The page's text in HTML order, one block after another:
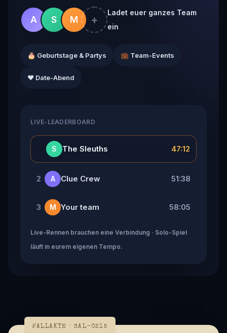
A S M +
Ladet euer ganzes Team
ein
🎂 Geburtstage & Partys 💼 Team-Events
❤️ Date-Abend
LIVE-LEADERBOARD
S The Sleuths 47:12
2 A Clue Crew 51:38
3 M Your team 58:05
Live-Rennen brauchen eine Verbindung · Solo-Spiel
läuft in eurem eigenen Tempo.
FALLAKTE · SAL-0215